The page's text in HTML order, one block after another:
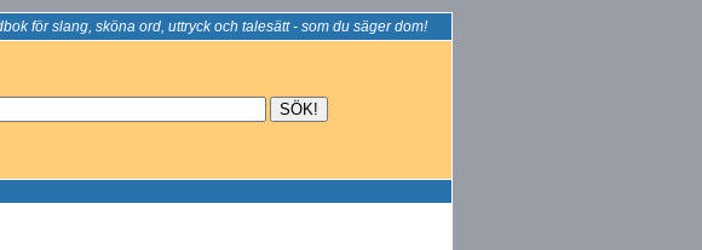
för slang, sköna ord, uttryck och talesätt - som du säger dom!